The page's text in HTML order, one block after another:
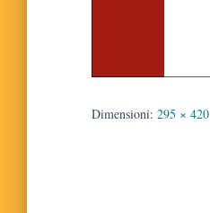
Dimensioni: 295 × 420